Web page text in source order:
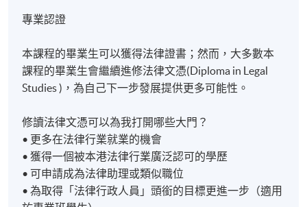
PCLL的途徑。我們因此建議您考慮申請法律證書（專
（所有費用不可退款，不可轉讓）
院任何一個學習中心填寫此申請表格。如果您對該表
格的填寫有任何疑問，請透過電子郵件
katrina.wai@hkuspace.hku.hk 或致電 2520 4665 聯絡我
們， 我們將非常樂意為您提供協助。
專業認證
本課程的畢業生可以獲得法律證書；然而，大多數本
課程的畢業生會繼續進修法律文憑(Diploma in Legal
Studies )，為自己下一步發展提供更多可能性。
修讀法律文憑可以為我打開哪些大門？
• 更多在法律行業就業的機會
• 獲得一個被本港法律行業廣泛認可的學歷
• 可申請成為法律助理或類似職位
• 為取得「法律行政人員」頭銜的目標更進一步（適用